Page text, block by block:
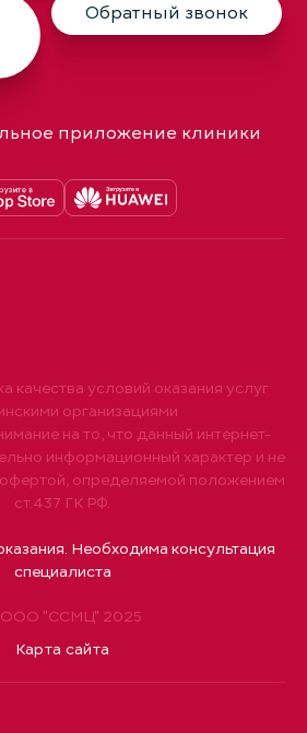
Обратный звонок
приложение клиники
"ССМЦ" 2025
Карта сайта
качества условий оказания услуг
организациями
на то, что данный интернет-
информационный характер и не
определяемой положением
ст.437 ГК РФ.
Необходима консультация
специалиста